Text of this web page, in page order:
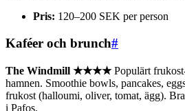
Pris: 120–200 SEK per person
Kaféer och brunch#
The Windmill ★★★★Populärt
hamnen. Smoothie bowls, pancakes,
frukost (halloumi, oliver, tomat, ägg).
i Pafos.